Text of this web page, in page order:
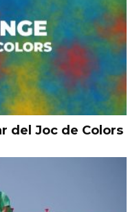
del Joc de Colors